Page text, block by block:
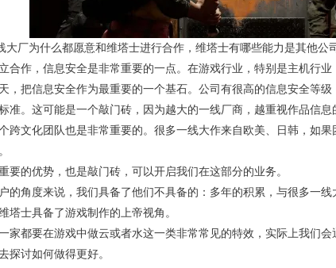
大厂为什么都愿意和维塔士进行合作，维塔士有哪些能力是其他公
合作，信息安全是非常重要的一点。在游戏行业，特别是主机行业
，把信息安全作为最重要的一个基石。公司有很高的信息安全等
准。这可能是一个敲门砖，因为越大的一线厂商，越重视作品信息
跨文化团队也是非常重要的。很多一线大作来自欧美、日韩，如
要的优势，也是敲门砖，可以开启我们在这部分的业务。
的角度来说，我们具备了他们不具备的：多年的积累，与很多一
塔士具备了游戏制作的上帝视角。
家都要在游戏中做云或者水这一类非常常见的特效，实际上我们
探讨如何做得更好。